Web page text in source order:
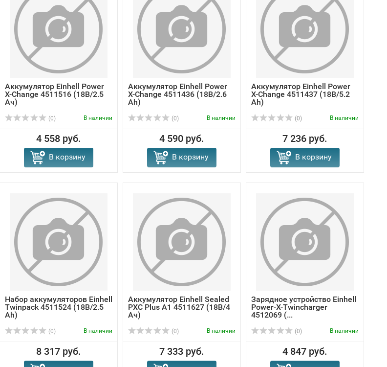
Аккумулятор Einhell Power
X-Change 4511516 (18В/2.5
Ач)
(0) В наличии
4 558 руб.
В корзину
Аккумулятор Einhell Power
X-Change 4511436 (18В/2.6
Ah)
(0) В наличии
4 590 руб.
В корзину
Аккумулятор Einhell Power
X-Change 4511437 (18В/5.2
Ah)
(0) В наличии
7 236 руб.
В корзину
Набор аккумуляторов Einhell
Twinpack 4511524 (18В/2.5
Ah)
(0) В наличии
8 317 руб.
Аккумулятор Einhell Sealed
PXC Plus A1 4511627 (18В/4
Ач)
(0) В наличии
7 333 руб.
Зарядное устройство Einhell
Power-X-Twincharger
4512069 (...
(0) В наличии
4 847 руб.